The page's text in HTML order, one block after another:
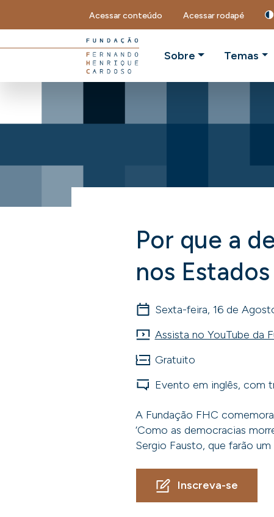
Acessar conteúdo Acessar rodapé
Sobre Temas
Por que a
nos
Sexta-feira, 16 de
Assista no YouTube da
Gratuito
Evento em inglês, com
A Fundação FHC
‘Como as democracias
Sergio Fausto, que farão
Inscreva-se